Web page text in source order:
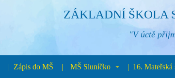
ZÁKLADNÍ ŠKOLA
"V úctě
Zápis do MŠ MŠ Sluníčko 16. Mateřská